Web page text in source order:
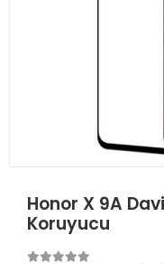
Honor X 9A
Koruyucu